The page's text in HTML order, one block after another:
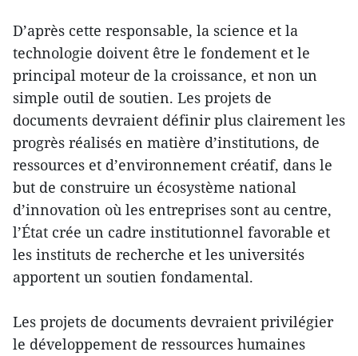
D’après cette responsable, la science et la
technologie doivent être le fondement et le
principal moteur de la croissance, et non un
simple outil de soutien. Les projets de
documents devraient définir plus clairement les
progrès réalisés en matière d’institutions, de
ressources et d’environnement créatif, dans le
but de construire un écosystème national
d’innovation où les entreprises sont au centre,
l’État crée un cadre institutionnel favorable et
les instituts de recherche et les universités
apportent un soutien fondamental.
Les projets de documents devraient privilégier
le développement de ressources humaines